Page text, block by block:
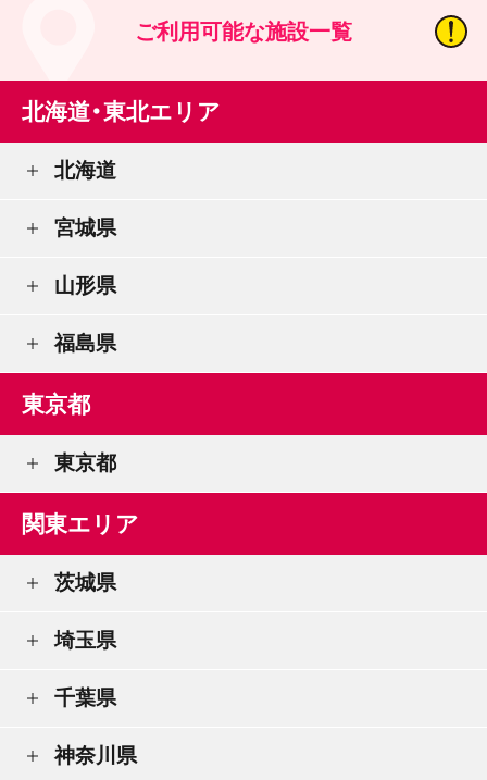
ご利用可能な施設一覧
北海道・東北エリア
北海道
宮城県
山形県
福島県
東京都
東京都
関東エリア
茨城県
埼玉県
千葉県
神奈川県